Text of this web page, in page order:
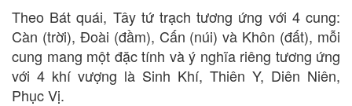
Theo Bát quái, Tây tứ trạch tương ứng với 4 cung:
Càn (trời), Đoài (đầm), Cấn (núi) và Khôn (đất), mỗi
cung mang một đặc tính và ý nghĩa riêng tương ứng
với 4 khí vượng là Sinh Khí, Thiên Y, Diên Niên,
Phục Vị.